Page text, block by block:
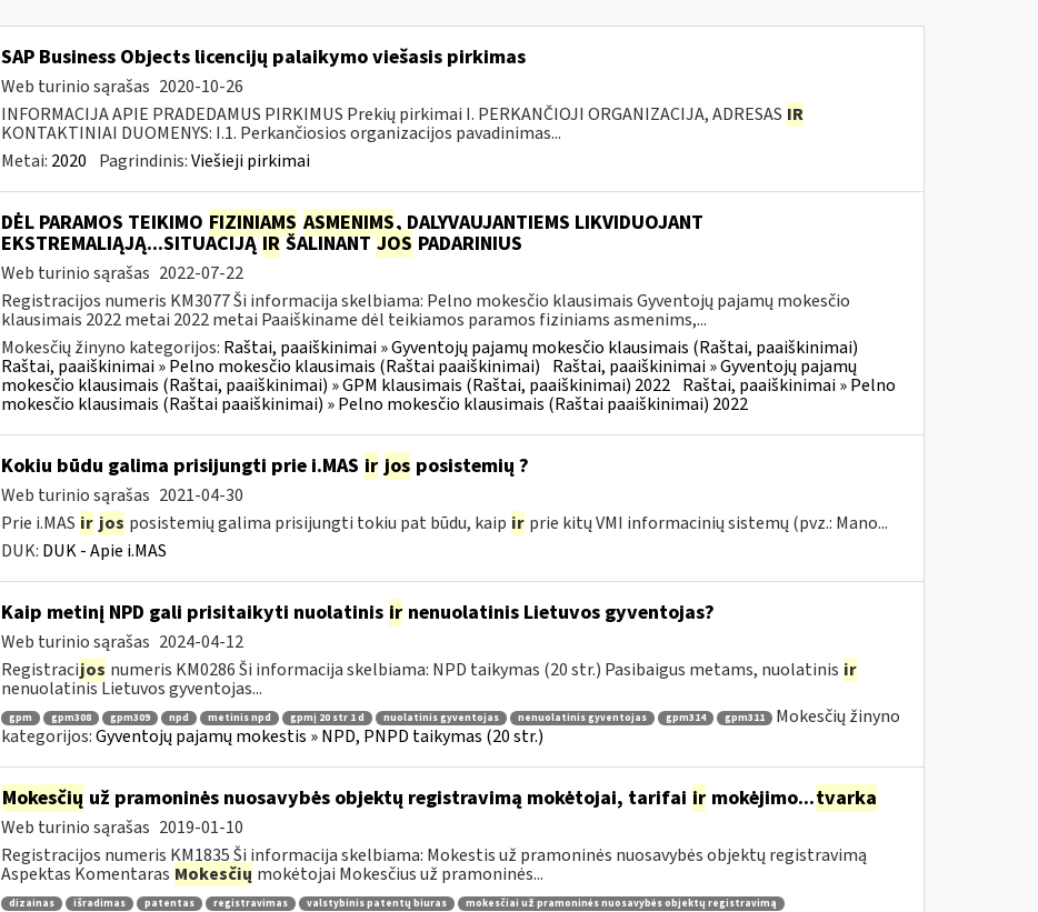
SAP Business Objects licencijų palaikymo viešasis pirkimas
Web turinio sąrašas 2020-10-26
INFORMACIJA APIE PRADEDAMUS PIRKIMUS Prekių pirkimai I. PERKANČIOJI ORGANIZACIJA, ADRESAS IR
KONTAKTINIAI DUOMENYS: I.1. Perkančiosios organizacijos pavadinimas...
Metai: 2020 Pagrindinis:Viešieji pirkimai
DĖL PARAMOS TEIKIMO FIZINIAMS ASMENIMS, DALYVAUJANTIEMS LIKVIDUOJANT
EKSTREMALIĄJĄ...SITUACIJĄIRŠALINANTJOS PADARINIUS
Web turinio sąrašas 2022-07-22
Registracijos numeris KM3077 Ši informacija skelbiama: Pelno mokesčio klausimais Gyventojų pajamų mokesčio
klausimais 2022 metai 2022 metai Paaiškiname dėl teikiamos paramos fiziniams asmenims,...
Mokesčių žinyno kategorijos: Raštai, paaiškinimai » Gyventojų pajamų mokesčio klausimais (Raštai, paaiškinimai)
Raštai, paaiškinimai » Pelno mokesčio klausimais (Raštai paaiškinimai) Raštai, paaiškinimai » Gyventojų pajamų
mokesčio klausimais (Raštai, paaiškinimai) » GPM klausimais (Raštai, paaiškinimai) 2022 Raštai, paaiškinimai » Pelno
mokesčio klausimais (Raštai paaiškinimai) » Pelno mokesčio klausimais (Raštai paaiškinimai) 2022
Kokiu būdu galima prisijungti prie i.MAS ir jos posistemių ?
Web turinio sąrašas 2021-04-30
Prie i.MAS ir jos posistemių galima prisijungti tokiu pat būdu, kaip ir prie kitų VMI informacinių sistemų (pvz.: Mano...
DUK: DUK - Apie i.MAS
Kaip metinį NPD gali prisitaikyti nuolatinis irnenuolatinis Lietuvos gyventojas?
Web turinio sąrašas 2024-04-12
Registracijos numeris KM0286 Ši informacija skelbiama: NPD taikymas (20 str.) Pasibaigus metams, nuolatinis ir
nenuolatinis Lietuvos gyventojas...
gpm gpm308 gpm309 npd metinis npd gpmį 20 str 1 d nuolatinis gyventojas nenuolatinis gyventojas gpm314 gpm311
Mokesčių žinyno
kategorijos:Gyventojų pajamų mokestis » NPD, PNPD taikymas (20 str.)
Mokesčių už pramoninės nuosavybės objektų registravimą mokėtojai, tarifai irmokėjimo...tvarka
Web turinio sąrašas 2019-01-10
Registracijos numeris KM1835 Ši informacija skelbiama: Mokestis už pramoninės nuosavybės objektų registravimą
Aspektas Komentaras Mokesčių mokėtojai Mokesčius už pramoninės...
dizainas išradimas patentas registravimas valstybinis patentų biuras
mokesčiai už pramoninės nuosavybės objektų registravimą